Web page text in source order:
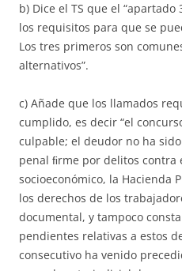
b) Dice el TS que el
los requisitos para que se
Los tres primeros son
alternativos”.
c) Añade que los llamados
cumplido, es decir “el
culpable; el deudor no ha
penal ﬁrme por delitos
socioeconómico, la Hacienda
los derechos de los
documental, y tampoco
pendientes relativas a estos
consecutivo ha venido